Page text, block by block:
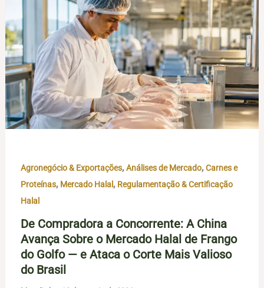
Agronegócio & Exportações,Análises de Mercado,Carnes e
Proteínas, Mercado Halal, Regulamentação & Certificação
Halal
De Compradora a Concorrente: A China
Avança Sobre o Mercado Halal de Frango
do Golfo — e Ataca o Corte Mais Valioso
do Brasil